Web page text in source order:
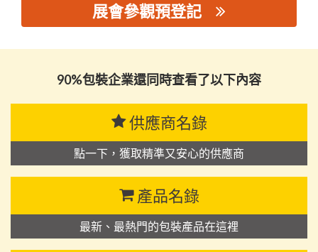
展會參觀預登記
90%包裝企業還同時查看了以下內容
供應商名錄
點一下，獲取精準又安心的供應商
產品名錄
最新、最熱門的包裝產品在這裡